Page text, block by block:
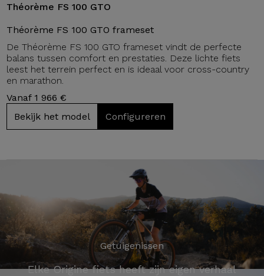
Théorème FS 100 GTO
Théorème FS 100 GTO frameset
De Théorème FS 100 GTO frameset vindt de perfecte
balans tussen comfort en prestaties. Deze lichte fiets
leest het terrein perfect en is ideaal voor cross-country
en marathon.
Vanaf 1 966 €
Bekijk het model
Configureren
Getuigenissen
Elke Origine fiets heeft zijn eigen verhaal